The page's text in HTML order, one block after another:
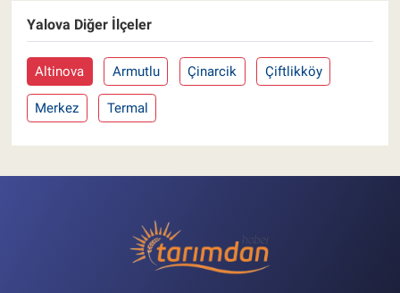
Yalova Diğer İlçeler
Altinova Armutlu Çinarcik Çiftlikköy
Merkez Termal